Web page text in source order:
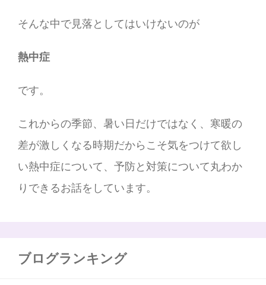
そんな中で見落としてはいけないのが
熱中症
です。
これからの季節、暑い日だけではなく、寒暖の
差が激しくなる時期だからこそ気をつけて欲し
い熱中症について、予防と対策について丸わか
りできるお話をしています。
ブログランキング